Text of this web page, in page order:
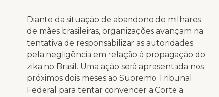
Diante da situação de abandono de milhares
de mães brasileiras, organizações avançam na
tentativa de responsabilizar as autoridades
pela negligência em relação à propagação do
zika no Brasil. Uma ação será apresentada nos
próximos dois meses ao Supremo Tribunal
Federal para tentar convencer a Corte a